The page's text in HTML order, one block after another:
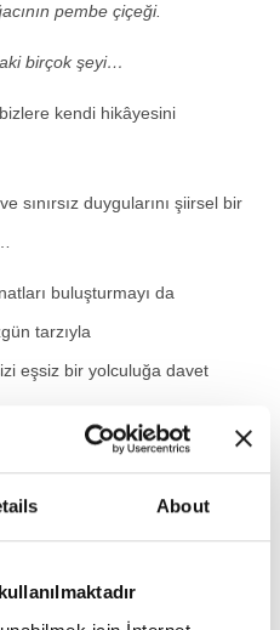
About
pembe çiçeği.
birçok şeyi…
kendi hikâyesini
sınırsız duygularını şiirsel bir
buluşturmayı da
tarzıyla
eşsiz bir yolculuğa davet
Sesi